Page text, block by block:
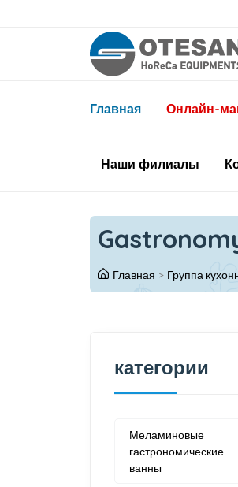
Главная Онлайн-
Наши филиалы
Главная > Группа
категории
Меламиновые
гастрономические
ванны